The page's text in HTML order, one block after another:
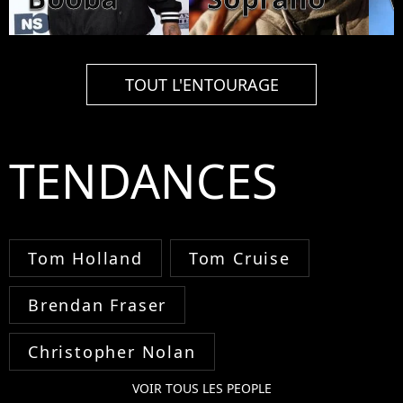
TOUT L'ENTOURAGE
TENDANCES
Tom Holland Tom Cruise
Brendan Fraser
Christopher Nolan
VOIR TOUS LES PEOPLE